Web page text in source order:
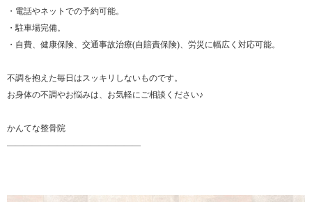
・電話やネットでの予約可能。
・駐車場完備。
・自費、健康保険、交通事故治療(自賠責保険)、労災に幅広く対応可能。
不調を抱えた毎日はスッキリしないものです。
お身体の不調やお悩みは、お気軽にご相談ください♪
かんてな整骨院
――――――――――――――――